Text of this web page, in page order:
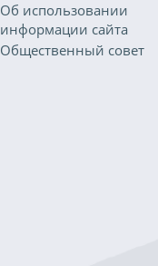
Об использовании
информации сайта
Общественный совет